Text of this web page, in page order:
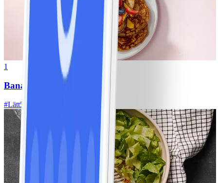
1
Bananpannkakor
#Lätt5 MIN